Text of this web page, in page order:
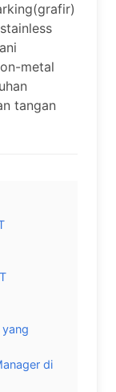
metal
tangan
di